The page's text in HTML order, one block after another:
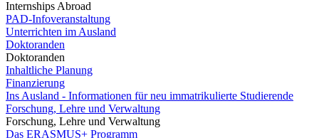
Internships Abroad
PAD-Infoveranstaltung
Unterrichten im Ausland
Doktoranden
Doktoranden
Inhaltliche Planung
Finanzierung
Ins Ausland - Informationen für neu immatrikulierte Studierende
Forschung, Lehre und Verwaltung
Forschung, Lehre und Verwaltung
Das ERASMUS+ Programm